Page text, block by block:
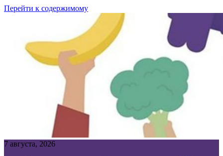
Перейти к содержимому
7 августа, 2026